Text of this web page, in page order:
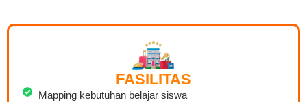
FASILITAS
Mapping kebutuhan belajar siswa